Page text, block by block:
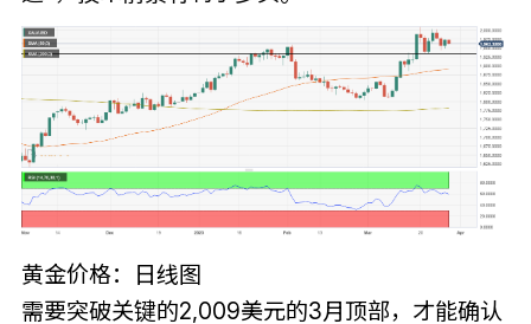
黄金价格：日线图
需要突破关键的2,009美元的3月顶部，才能确认